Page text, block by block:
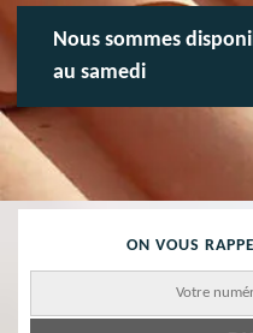
Nous sommes
au samedi
ON VOUS